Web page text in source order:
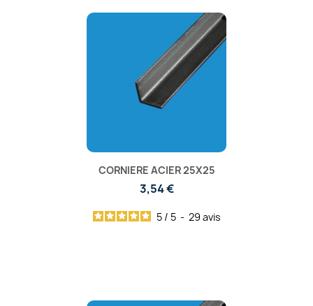
CORNIERE ACIER 25X25
3,54 €
5 / 5 - 29 avis